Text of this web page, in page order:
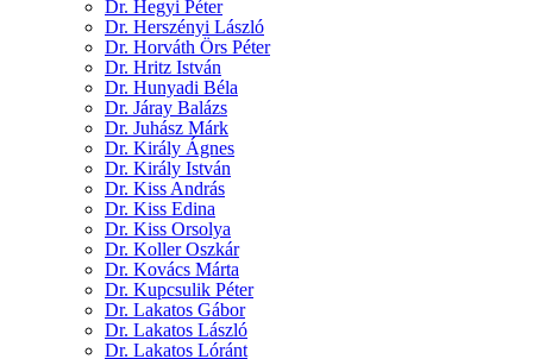
Dr. Hegyi Péter
Dr. Herszényi László
Dr. Horváth Örs Péter
Dr. Hritz István
Dr. Hunyadi Béla
Dr. Járay Balázs
Dr. Juhász Márk
Dr. Király Ágnes
Dr. Király István
Dr. Kiss András
Dr. Kiss Edina
Dr. Kiss Orsolya
Dr. Koller Oszkár
Dr. Kovács Márta
Dr. Kupcsulik Péter
Dr. Lakatos Gábor
Dr. Lakatos László
Dr. Lakatos Lóránt